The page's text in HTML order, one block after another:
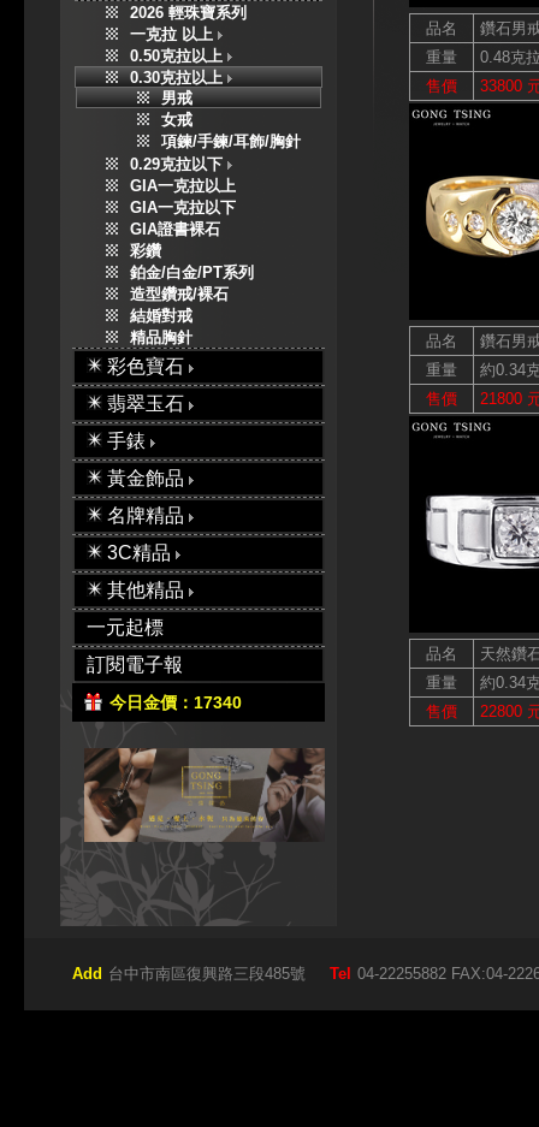
2026 輕珠寶系列
一克拉 以上
0.50克拉以上
0.30克拉以上
男戒
女戒
項鍊/手鍊/耳飾/胸針
0.29克拉以下
GIA一克拉以上
GIA一克拉以下
GIA證書裸石
彩鑽
鉑金/白金/PT系列
造型鑽戒/裸石
結婚對戒
精品胸針
彩色寶石
翡翠玉石
手錶
黃金飾品
名牌精品
3C精品
其他精品
一元起標
訂閱電子報
今日金價：17340
品名
鑽石男
重量
0.48克
售價
33800
品名
鑽石男
重量
約0.34
售價
21800
品名
天然鑽
重量
約0.34
售價
22800
Add 台中市南區復興路三段485號 Tel 04-22255882 FAX:04-